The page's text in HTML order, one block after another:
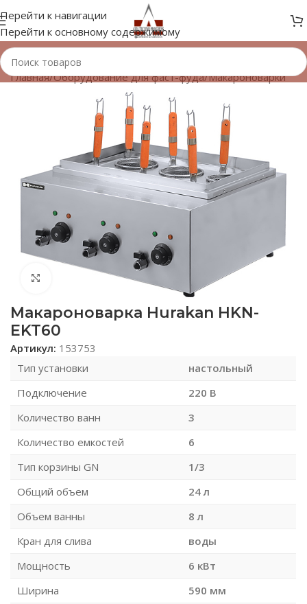
Перейти к навигации
Перейти к основному содержимому
Главная/Оборудование для фаст-фуда/Макароноварки
Нажмите, чтобы увеличить
Макароноварка Hurakan HKN-
EKT60
Артикул: 153753
Тип установки
настольный
Подключение
220 В
Количество ванн
3
Количество емкостей
6
Тип корзины GN
1/3
Общий объем
24 л
Объем ванны
8 л
Кран для слива
воды
Мощность
6 кВт
Ширина
590 мм